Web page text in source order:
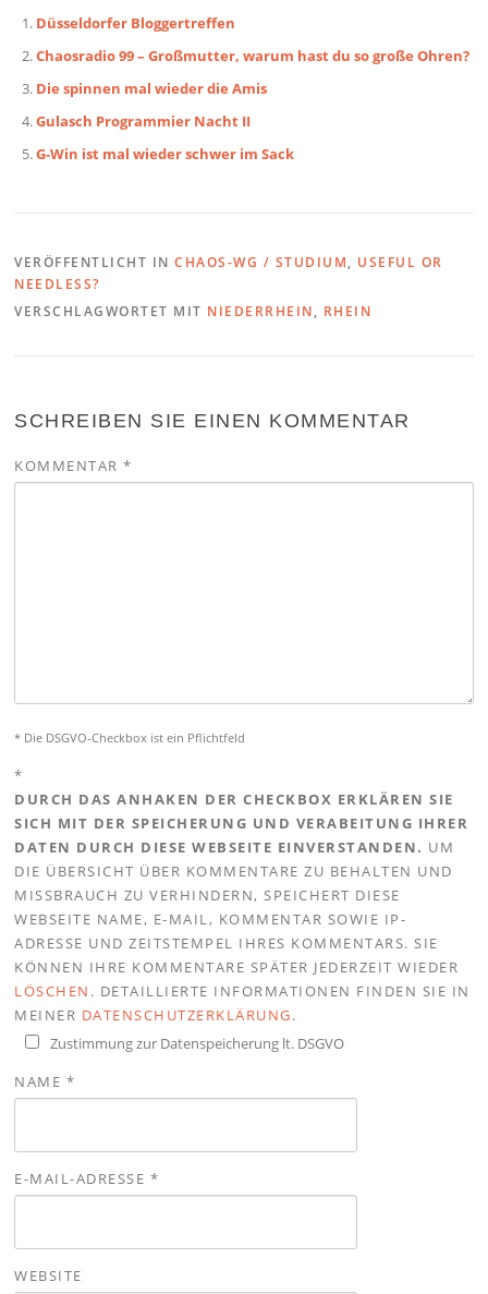
Düsseldorfer Bloggertreffen
Chaosradio 99 – Großmutter, warum hast du so große Ohren?
Die spinnen mal wieder die Amis
Gulasch Programmier Nacht II
G-Win ist mal wieder schwer im Sack
VERÖFFENTLICHT INCHAOS-WG / STUDIUM, USEFUL OR
NEEDLESS?
VERSCHLAGWORTET MIT NIEDERRHEIN, RHEIN
SCHREIBEN SIE EINEN KOMMENTAR
KOMMENTAR*
* Die DSGVO-Checkbox ist ein Pflichtfeld
*
DURCH DAS ANHAKEN DER CHECKBOX ERKLÄREN SIE
SICH MIT DER SPEICHERUNG UND VERABEITUNG IHRER
DATEN DURCH DIESE WEBSEITE EINVERSTANDEN. UM
DIE ÜBERSICHT ÜBER KOMMENTARE ZU BEHALTEN UND
MISSBRAUCH ZU VERHINDERN, SPEICHERT DIESE
WEBSEITE NAME, E-MAIL, KOMMENTAR SOWIE IP-
ADRESSE UND ZEITSTEMPEL IHRES KOMMENTARS. SIE
KÖNNEN IHRE KOMMENTARE SPÄTER JEDERZEIT WIEDER
LÖSCHEN . DETAILLIERTE INFORMATIONEN FINDEN SIE IN
MEINER DATENSCHUTZERKLÄRUNG.
Zustimmung zur Datenspeicherung lt. DSGVO
NAME *
E-MAIL-ADRESSE *
WEBSITE